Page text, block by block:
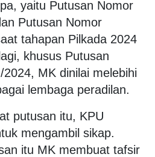
yaitu Putusan Nomor
Putusan Nomor
tahapan Pilkada 2024
khusus Putusan
MK dinilai melebihi
lembaga peradilan.
putusan itu, KPU
mengambil sikap.
itu MK membuat tafsir